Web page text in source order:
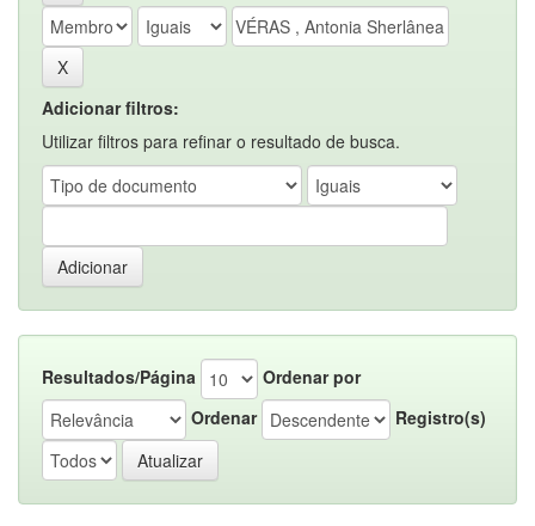
Adicionar filtros:
Utilizar filtros para refinar o resultado de busca.
Resultados/Página
Ordenar por
Ordenar
Registro(s)